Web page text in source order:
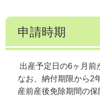
申請時期
出産予定日の6ヶ月前
なお、納付期限から2
産前産後免除期間の保